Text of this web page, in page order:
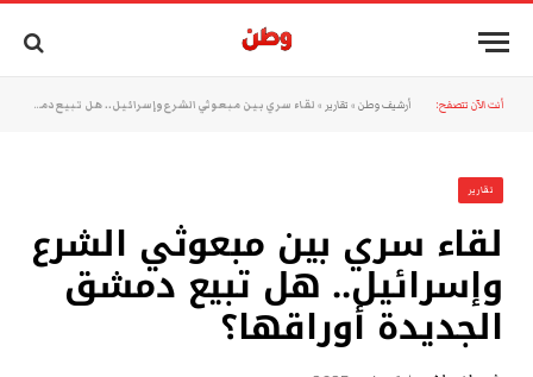
أنت الآن تتصفح: أرشيف وطن » تقارير » لقاء سري بين مبعوثي الشرع وإسرائيل.. هل تبيع دمشق الجديدة أوراقها؟
تقارير
لقاء سري بين مبعوثي الشرع
وإسرائيل.. هل تبيع دمشق
الجديدة أوراقها؟